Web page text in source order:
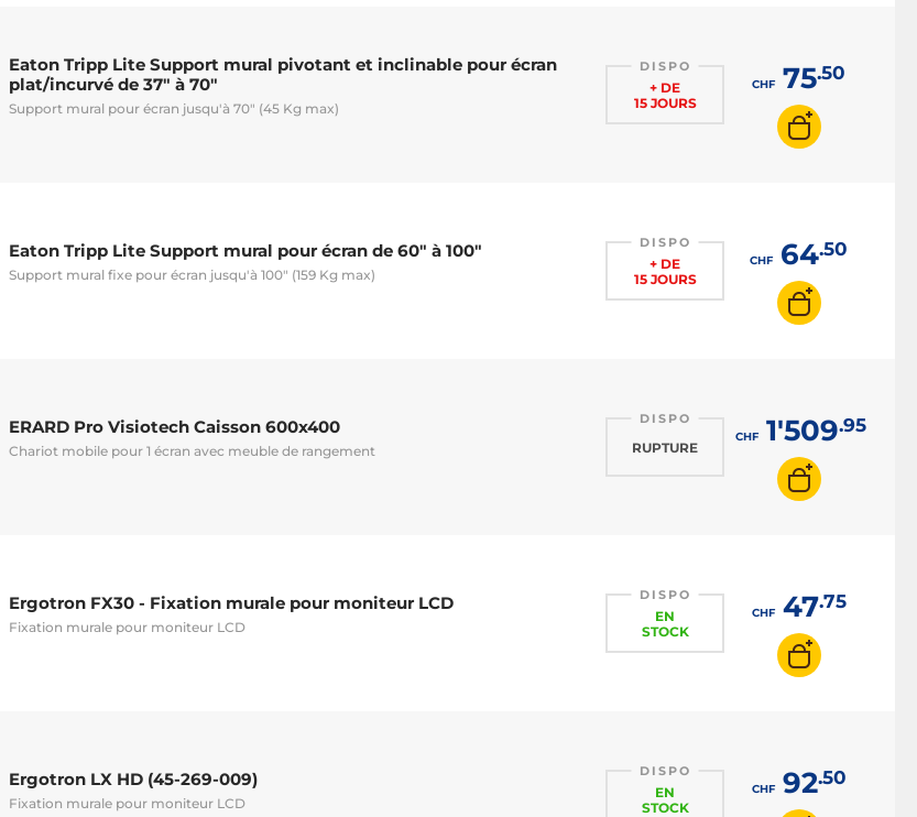
Eaton Tripp Lite Support mural pivotant et inclinable pour écran
plat/incurvé de 37" à 70"
Support mural pour écran jusqu'à 70" (45 Kg max)
DISPO
+ DE
15 JOURS
CHF75.50
Eaton Tripp Lite Support mural pour écran de 60" à 100"
Support mural fixe pour écran jusqu'à 100" (159 Kg max)
DISPO
+ DE
15 JOURS
CHF64.50
ERARD Pro Visiotech Caisson 600x400
Chariot mobile pour 1 écran avec meuble de rangement
DISPO
RUPTURE
CHF1'509.95
Ergotron FX30 - Fixation murale pour moniteur LCD
Fixation murale pour moniteur LCD
DISPO
EN
STOCK
CHF47.75
Ergotron LX HD (45-269-009)
Fixation murale pour moniteur LCD
DISPO
EN
STOCK
CHF92.50